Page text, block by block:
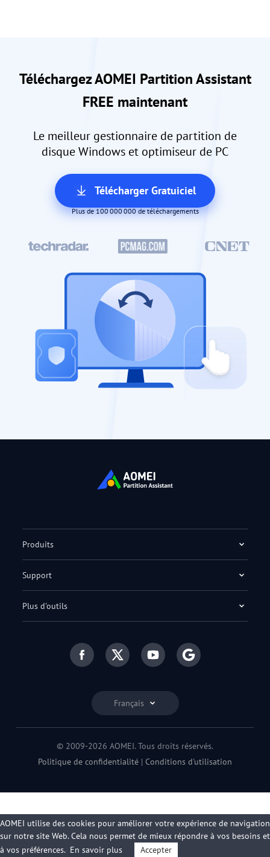
Téléchargez AOMEI Partition Assistant
FREE maintenant
Le meilleur gestionnaire de partition de
disque Windows et optimiseur de PC
Télécharger Gratuiciel
Plus de 100 000 000 de téléchargements
Français
Produits
Support
Plus d'outils
© 2009-2026 AOMEI. Tous droits réservés.
Politique de confidentialité | Conditions d'utilisation
AOMEI utilise des cookies pour améliorer votre expérience de navigation
sur notre site Web. Cela nous permet de mieux répondre à vos besoins et
à vos préférences. En savoir plus Accepter